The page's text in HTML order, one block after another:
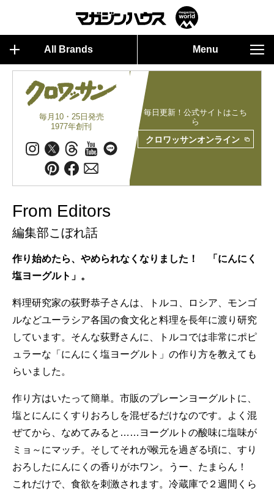
All Brands Menu
毎月10・25日発売
1977年創刊
毎日更新！公式サイトはこち
ら
クロワッサンオンライン
From Editors
編集部こぼれ話
作り始めたら、やめられなくなりました！ 「にんにく
塩ヨーグルト」。
料理研究家の荻野恭子さんは、トルコ、ロシア、モンゴ
ルなどユーラシア各国の食文化と料理を長年に渡り研究
しています。そんな荻野さんに、トルコでは非常にポピ
ュラーな「にんにく塩ヨーグルト」の作り方を教えても
らいました。
作り方はいたって簡単。市販のプレーンヨーグルトに、
塩とにんにくすりおろしを混ぜるだけなのです。よく混
ぜてから、なめてみると……ヨーグルトの酸味に塩味が
ミョ～にマッチ。そしてそれが喉元を過ぎる頃に、すり
おろしたにんにくの香りがホワン。うー、たまらん！
これだけで、食欲を刺激されます。冷蔵庫で２週間くら